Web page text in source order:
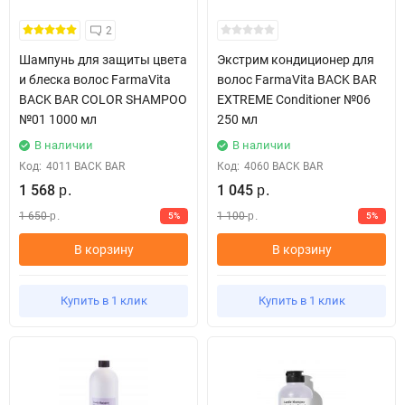
2
Шампунь для защиты цвета
и блеска волос FarmaVita
BACK BAR COLOR SHAMPOO
№01 1000 мл
В наличии
Код: 4011 BACK BAR
1 568 р.
1 650 р. 5%
В корзину
Купить в 1 клик
Экстрим кондиционер для
волос FarmaVita BACK BAR
EXTREME Conditioner №06
250 мл
В наличии
Код: 4060 BACK BAR
1 045 р.
1 100 р. 5%
В корзину
Купить в 1 клик